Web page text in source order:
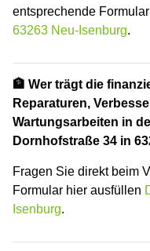
entsprechende
63263 Neu-Isenburg.
🏦 Wer trägt die
Reparaturen,
Wartungsarbeiten in
Dornhofstraße 34 in
Fragen Sie direkt beim
Formular hier ausfüllen
Isenburg.